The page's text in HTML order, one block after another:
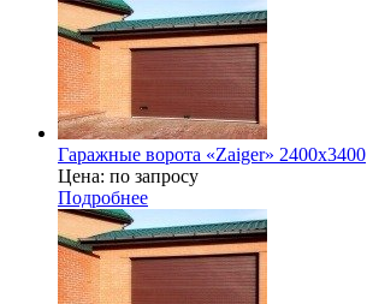
Гаражные ворота «Zaiger» 2400х3400
Цена: по запросу
Подробнее